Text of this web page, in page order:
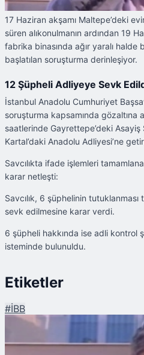
17 Haziran akşamı Maltepe’deki
süren alıkonulmanın ardından 19
fabrika binasında ağır yaralı halde
başlatılan soruşturma derinleşiyor.
12 Şüpheli Adliyeye Sevk
İstanbul Anadolu Cumhuriyet
soruşturma kapsamında gözaltına
saatlerinde Gayrettepe’deki Asayiş
Kartal’daki Anadolu Adliyesi’ne
Savcılıkta ifade işlemleri
karar netleşti:
Savcılık, 6 şüphelinin
sevk edilmesine karar verdi.
6 şüpheli hakkında ise adli kontrol
isteminde bulunuldu.
Etiketler
#İBB